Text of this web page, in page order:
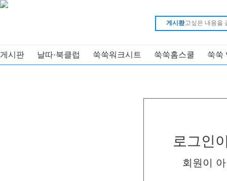
게시판
게시판 날따·북클럽 쑥쑥워크시트 쑥쑥홈스쿨 쑥쑥
로그인
회원이